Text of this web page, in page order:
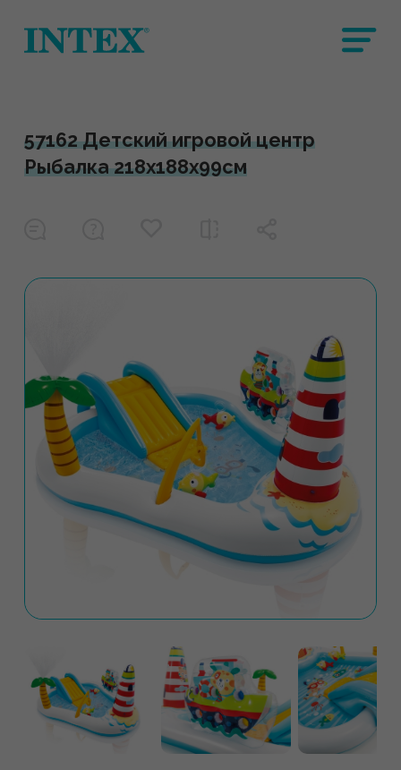
57162 Детский игровой центр
Рыбалка 218х188х99см